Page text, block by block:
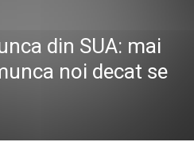
din SUA: mai
noi decat se